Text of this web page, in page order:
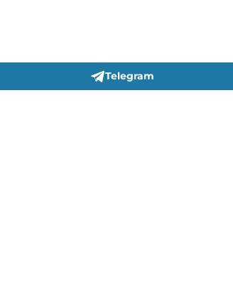
Telegram